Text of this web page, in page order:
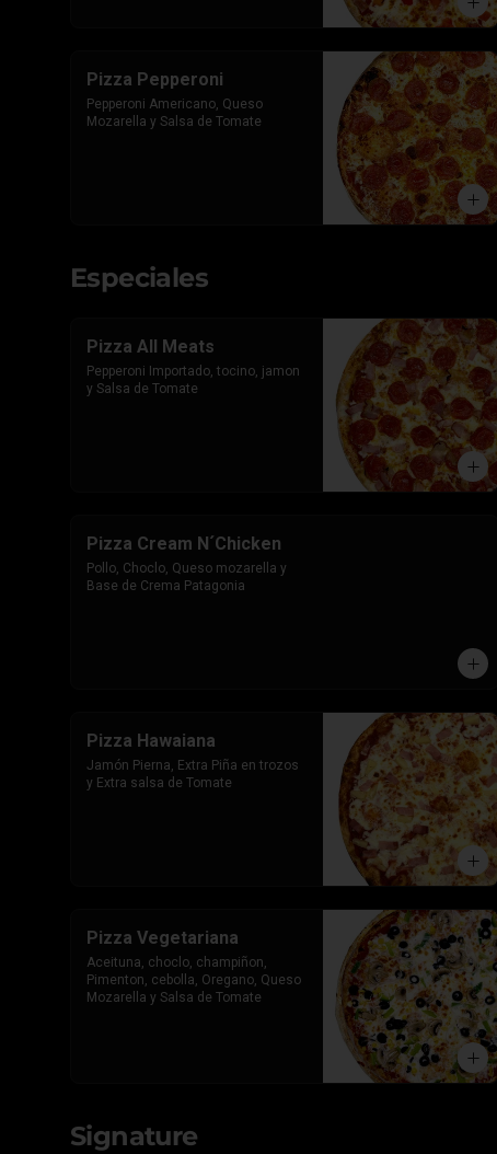
Pizza Pepperoni
Pepperoni Americano, Queso
Mozarella y Salsa de Tomate
Especiales
Pizza All Meats
Pepperoni Importado, tocino, jamon
y Salsa de Tomate
Pizza Cream N´Chicken
Pollo, Choclo, Queso mozarella y
Base de Crema Patagonia
Pizza Hawaiana
Jamón Pierna, Extra Piña en trozos
y Extra salsa de Tomate
Pizza Vegetariana
Aceituna, choclo, champiñon,
Pimenton, cebolla, Oregano, Queso
Mozarella y Salsa de Tomate
Signature